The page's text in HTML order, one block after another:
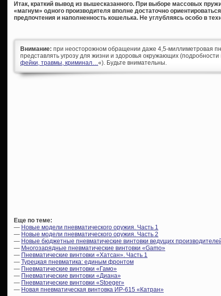
Итак, краткий вывод из вышесказанного. При выборе массовых
«магнум» одного производителя вполне достаточно
предпочтения и наполненность кошелька. Не углубляясь особо в
Внимание: при неосторожном обращении даже 4,5-миллиметровая
представлять угрозу для жизни и здоровья окружающих (подробности
фейки, травмы, криминал…«). Будьте внимательны.
Еще по теме:
— Новые модели пневматического оружия. Часть 1
— Новые модели пневматического оружия. Часть 2
— Новые бюджетные пневматические винтовки ведущих
— Многозарядные пневматические винтовки «Gamo»
— Пневматические винтовки «Хатсан». Часть 1
— Турецкая пневматика: единым фронтом
— Пневматические винтовки «Гамо»
— Пневматические винтовки «Диана»
— Пневматические винтовки «Stoeger»
— Новая пневматическая винтовка ИР-615 «Катран»